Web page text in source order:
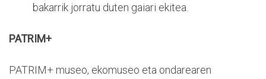
bakarrik jorratu duten gaiari ekitea.
PATRIM+
PATRIM+ museo, ekomuseo eta ondarearen